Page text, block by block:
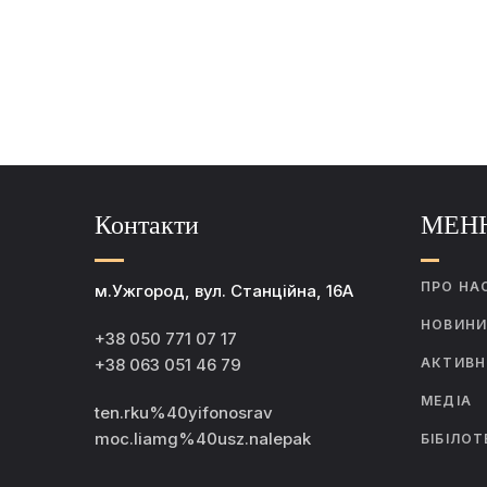
Контакти
м.Ужгород, вул. Станційна, 16А
+38 050 771 07 17
+38 063 051 46 79
ten.rku%40yifonosrav
moc.liamg%40usz.nalepak
ПРО
НОВИНИ
МЕДІА